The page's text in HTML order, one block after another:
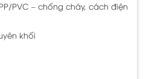
PVC – chống cháy, cách điện
khối